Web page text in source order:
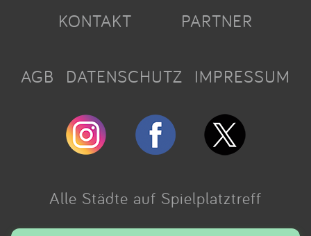
KONTAKT PARTNER
AGB DATENSCHUTZ IMPRESSUM
Alle Städte auf Spielplatztreff